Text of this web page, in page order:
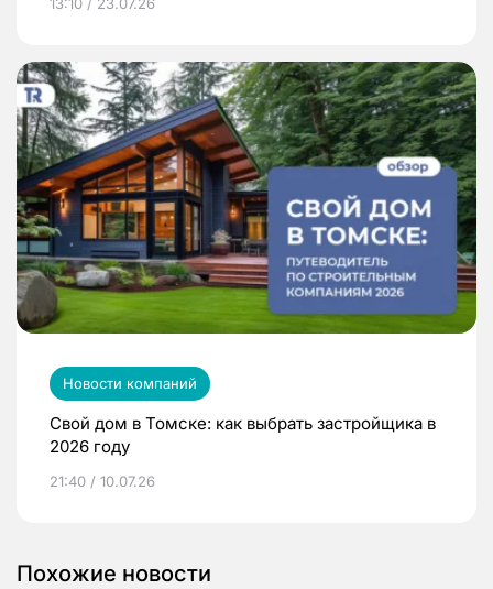
Новости компаний
Свой дом в Томске: как выбрать застройщика в
2026 году
21:40 / 10.07.26
Похожие новости